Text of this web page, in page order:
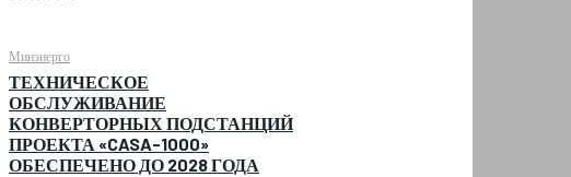
Минэнерго
ТЕХНИЧЕСКОЕ
ОБСЛУЖИВАНИЕ
КОНВЕРТОРНЫХ ПОДСТАНЦИЙ
ПРОЕКТА «CASA-1000»
ОБЕСПЕЧЕНО ДО 2028 ГОДА